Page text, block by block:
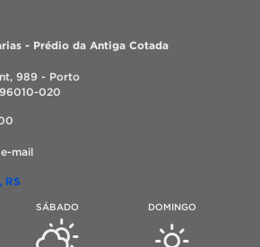
- Prédio da Antiga Cotada
989 - Porto
020
mail
RS
SÁBADO DOMINGO